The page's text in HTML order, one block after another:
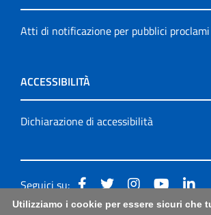
Atti di notificazione per pubblici proclami
ACCESSIBILITÀ
Dichiarazione di accessibilità
Seguici su:
Utilizziamo i cookie per essere sicuri che